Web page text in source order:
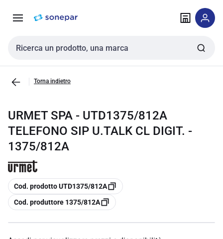
navigazione alla
Cerca input
Torna indietro
URMET SPA - UTD1375/812A
TELEFONO SIP U.TALK CL DIGIT. -
1375/812A
copia
Cod. prodotto UTD1375/812A
copia
Cod. produttore 1375/812A